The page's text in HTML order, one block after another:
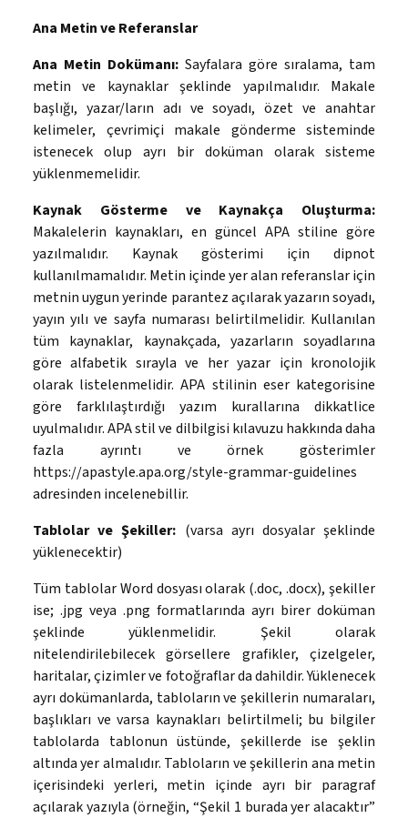
Ana Metin ve Referanslar
Ana Metin Dokümanı: Sayfalara göre sıralama, tam
metin ve kaynaklar şeklinde yapılmalıdır. Makale
başlığı, yazar/ların adı ve soyadı, özet ve anahtar
kelimeler, çevrimiçi makale gönderme sisteminde
istenecek olup ayrı bir doküman olarak sisteme
yüklenmemelidir.
Kaynak Gösterme ve Kaynakça Oluşturma:
Makalelerin kaynakları, en güncel APA stiline göre
yazılmalıdır. Kaynak gösterimi için dipnot
kullanılmamalıdır. Metin içinde yer alan referanslar için
metnin uygun yerinde parantez açılarak yazarın soyadı,
yayın yılı ve sayfa numarası belirtilmelidir. Kullanılan
tüm kaynaklar, kaynakçada, yazarların soyadlarına
göre alfabetik sırayla ve her yazar için kronolojik
olarak listelenmelidir. APA stilinin eser kategorisine
göre farklılaştırdığı yazım kurallarına dikkatlice
uyulmalıdır. APA stil ve dilbilgisi kılavuzu hakkında daha
fazla ayrıntı ve örnek gösterimler
https://apastyle.apa.org/style-grammar-guidelines
adresinden incelenebillir.
Tablolar ve Şekiller: (varsa ayrı dosyalar şeklinde
yüklenecektir)
Tüm tablolar Word dosyası olarak (.doc, .docx), şekiller
ise; .jpg veya .png formatlarında ayrı birer doküman
şeklinde yüklenmelidir. Şekil olarak
nitelendirilebilecek görsellere grafikler, çizelgeler,
haritalar, çizimler ve fotoğraflar da dahildir. Yüklenecek
ayrı dokümanlarda, tabloların ve şekillerin numaraları,
başlıkları ve varsa kaynakları belirtilmeli; bu bilgiler
tablolarda tablonun üstünde, şekillerde ise şeklin
altında yer almalıdır. Tabloların ve şekillerin ana metin
içerisindeki yerleri, metin içinde ayrı bir paragraf
açılarak yazıyla (örneğin, “Şekil 1 burada yer alacaktır”